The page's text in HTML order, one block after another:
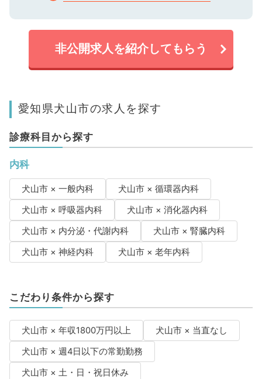
非公開求人を紹介してもらう
愛知県犬山市の求人を探す
診療科目から探す
内科
犬山市 × 一般内科
犬山市 × 循環器内科
犬山市 × 呼吸器内科
犬山市 × 消化器内科
犬山市 × 内分泌・代謝内科
犬山市 × 腎臓内科
犬山市 × 神経内科
犬山市 × 老年内科
こだわり条件から探す
犬山市 × 年収1800万円以上
犬山市 × 当直なし
犬山市 × 週4日以下の常勤勤務
犬山市 × 土・日・祝日休み